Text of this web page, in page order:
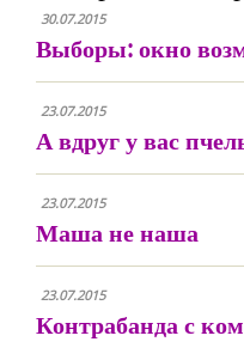
30.07.2015
Выборы: окно
23.07.2015
А вдруг у вас
23.07.2015
Маша не наша
23.07.2015
Контрабанда с